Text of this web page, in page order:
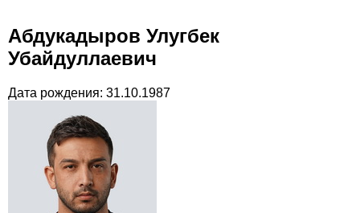
Абдукадыров Улугбек
Убайдуллаевич
Дата рождения: 31.10.1987